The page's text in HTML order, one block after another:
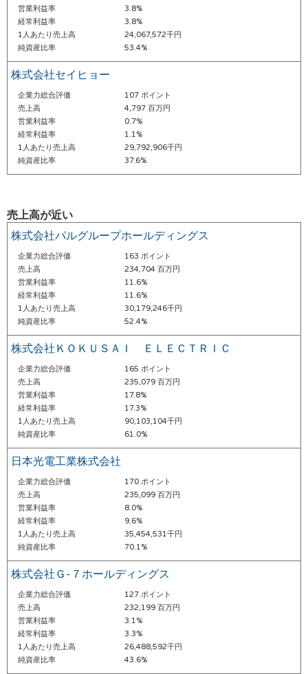
営業利益率
3.8%
経常利益率
3.8%
1人あたり売上高
24,067,572千円
純資産比率
53.4%
株式会社セイヒョー
企業力総合評価
107 ポイント
売上高
4,797 百万円
営業利益率
0.7%
経常利益率
1.1%
1人あたり売上高
29,792,906千円
純資産比率
37.6%
売上高が近い
株式会社パルグループホールディングス
企業力総合評価
163 ポイント
売上高
234,704 百万円
営業利益率
11.6%
経常利益率
11.6%
1人あたり売上高
30,179,246千円
純資産比率
52.4%
株式会社ＫＯＫＵＳＡＩ ＥＬＥＣＴＲＩＣ
企業力総合評価
165 ポイント
売上高
235,079 百万円
営業利益率
17.8%
経常利益率
17.3%
1人あたり売上高
90,103,104千円
純資産比率
61.0%
日本光電工業株式会社
企業力総合評価
170 ポイント
売上高
235,099 百万円
営業利益率
8.0%
経常利益率
9.6%
1人あたり売上高
35,454,531千円
純資産比率
70.1%
株式会社Ｇ‐７ホールディングス
企業力総合評価
127 ポイント
売上高
232,199 百万円
営業利益率
3.1%
経常利益率
3.3%
1人あたり売上高
26,488,592千円
純資産比率
43.6%